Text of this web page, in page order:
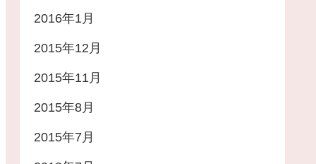
2016年1月
2015年12月
2015年11月
2015年8月
2015年7月